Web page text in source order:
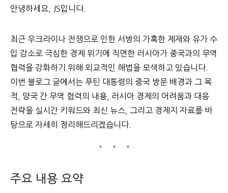
안녕하세요, JS입니다.
최근 우크라이나 전쟁으로 인한 서방의 가혹한 제재와 유가 수
입 감소로 극심한 경제 위기에 직면한 러시아가 중국과의 무역
협력을 강화하기 위해 외교적인 해법을 모색하고 있습니다.
이번 블로그 글에서는 푸틴 대통령의 중국 방문 배경과 그 목
적, 양국 간 무역 협력의 내용, 러시아 경제의 어려움과 대응
전략을 실시간 키워드와 최신 뉴스, 그리고 경제지 자료를 바
탕으로 자세히 정리해드리겠습니다.
주요 내용 요약